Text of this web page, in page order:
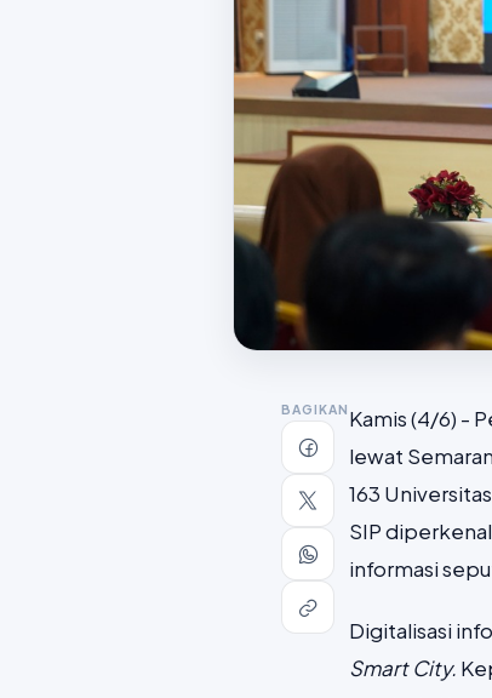
BAGIKAN Kamis (4/6) -
lewat
163
SIP
informasi
Digitalisasi
Smart City.